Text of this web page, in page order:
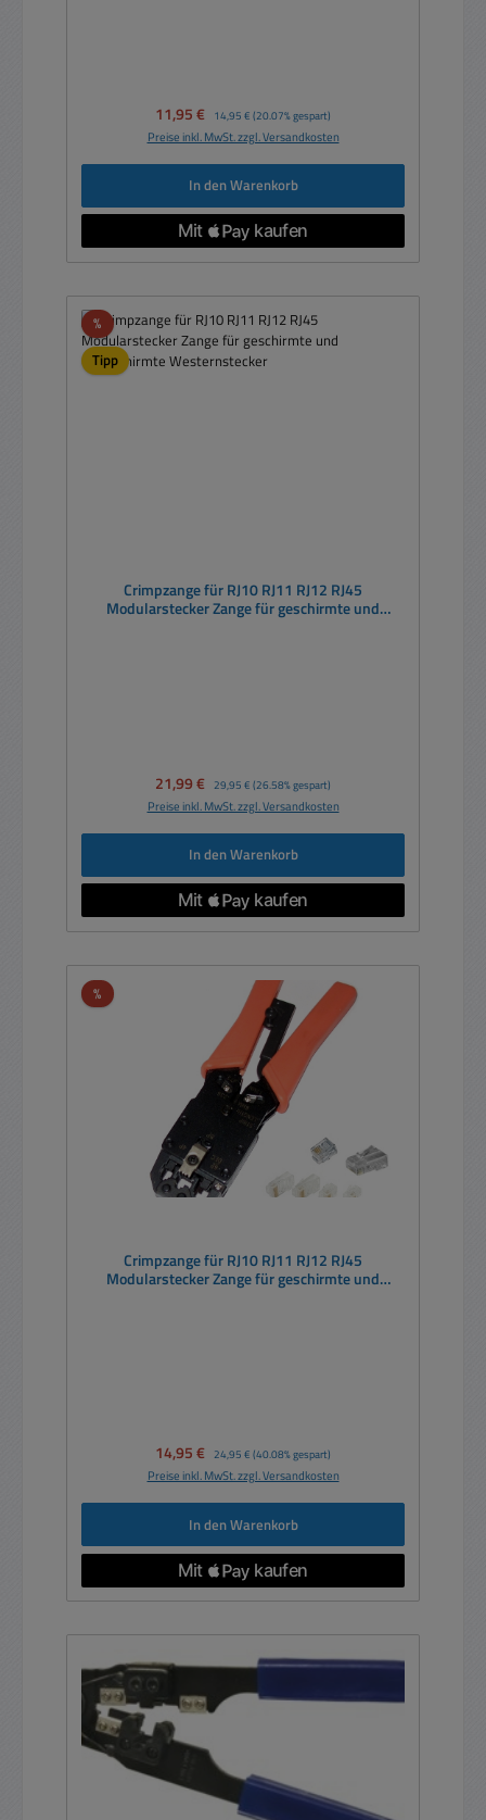
Verkaufspreis:
11,95 € Regulärer Preis:
14,95 € (20.07% gespart)
Preise inkl. MwSt. zzgl. Versandkosten
In den Warenkorb
%Rabatt
Tipp
Crimpzange für RJ10 RJ11 RJ12 RJ45
Modularstecker Zange für geschirmte und
Verkaufspreis:
21,99 € Regulärer Preis:
29,95 € (26.58% gespart)
Preise inkl. MwSt. zzgl. Versandkosten
In den Warenkorb
%Rabatt
Crimpzange für RJ10 RJ11 RJ12 RJ45
Modularstecker Zange für geschirmte und
Verkaufspreis:
14,95 € Regulärer Preis:
24,95 € (40.08% gespart)
Preise inkl. MwSt. zzgl. Versandkosten
In den Warenkorb